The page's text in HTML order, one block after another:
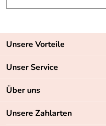
Unsere Vorteile
Zahlungsarten:
Unser Service
Kontakt
Retourenabwicklung
Über uns
Unsere Bestseller
Unsere Zahlarten